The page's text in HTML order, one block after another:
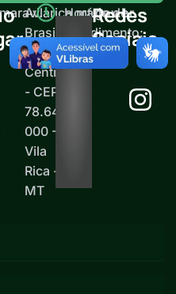
Av.
Brasil,
15 -
Centro
- CEP
78.645-
000 -
Vila
Rica -
MT
Horário de
atendimento:
12h às 18h
Redes
Sociais